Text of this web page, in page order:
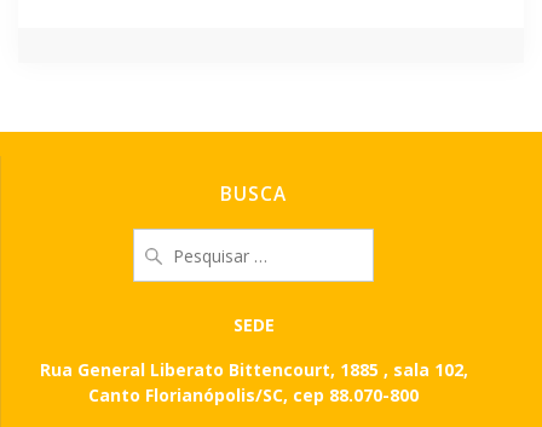
BUSCA
por:
SEDE
Rua General Liberato Bittencourt, 1885 , sala 102,
Canto Florianópolis/SC, cep 88.070-800